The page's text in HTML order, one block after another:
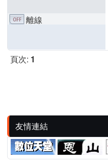
離線
頁次: 1
友情連結